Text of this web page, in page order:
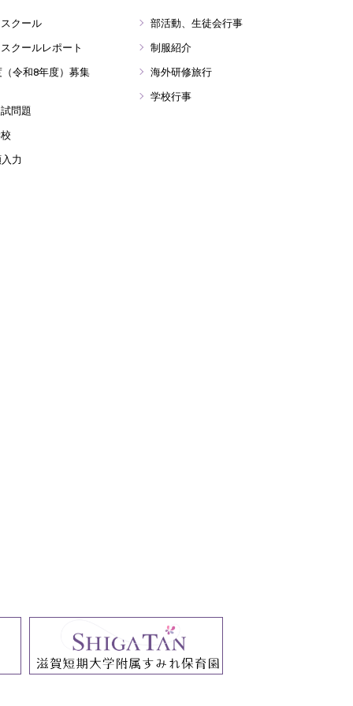
クール
クールレポート
（令和8年度）募集
問題
力
部活動、生徒会行事
制服紹介
海外研修旅行
学校行事